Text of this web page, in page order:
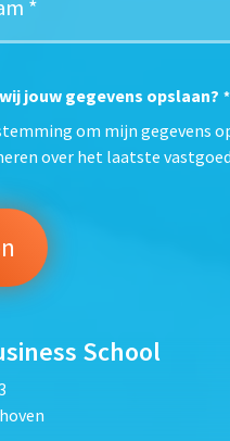
jouw gegevens opslaan? *
om mijn gegevens
over het laatste
School